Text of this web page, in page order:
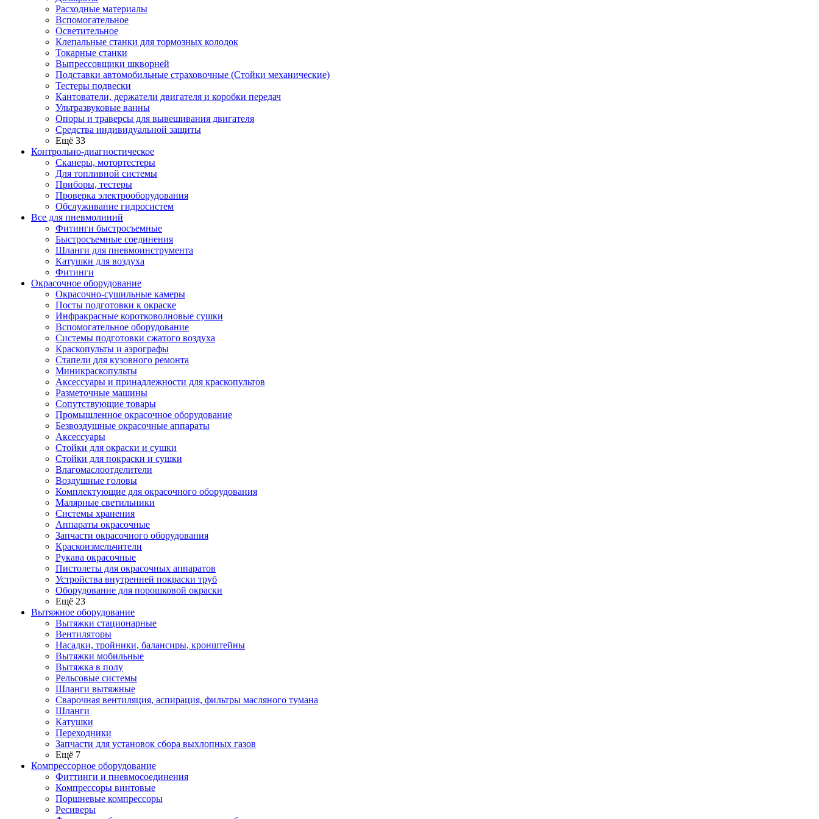
Расходные материалы
Вспомогательное
Осветительное
Клепальные станки для тормозных колодок
Токарные станки
Выпрессовщики шкворней
Подставки автомобильные страховочные (Стойки механические)
Тестеры подвески
Кантователи, держатели двигателя и коробки передач
Ультразвуковые ванны
Опоры и траверсы для вывешивания двигателя
Средства индивидуальной защиты
Ещё 33
Контрольно-диагностическое
Сканеры, мотортестеры
Для топливной системы
Приборы, тестеры
Проверка электрооборудования
Обслуживание гидросистем
Все для пневмолиний
Фитинги быстросъемные
Быстросъемные соединения
Шланги для пневмоинструмента
Катушки для воздуха
Фитинги
Окрасочное оборудование
Окрасочно-сушильные камеры
Посты подготовки к окраске
Инфракрасные коротковолновые сушки
Вспомогательное оборудование
Системы подготовки сжатого воздуха
Краскопульты и аэрографы
Стапели для кузовного ремонта
Миникраскопульты
Аксессуары и принадлежности для краскопультов
Разметочные машины
Сопутствующие товары
Промышленное окрасочное оборудование
Безвоздушные окрасочные аппараты
Аксессуары
Стойки для окраски и сушки
Стойки для покраски и сушки
Влагомаслоотделители
Воздушные головы
Комплектующие для окрасочного оборудования
Малярные светильники
Системы хранения
Аппараты окрасочные
Запчасти окрасочного оборудования
Краскоизмельчители
Рукава окрасочные
Пистолеты для окрасочных аппаратов
Устройства внутренней покраски труб
Оборудование для порошковой окраски
Ещё 23
Вытяжное оборудование
Вытяжки стационарные
Вентиляторы
Насадки, тройники, балансиры, кронштейны
Вытяжки мобильные
Вытяжка в полу
Рельсовые системы
Шланги вытяжные
Сварочная вентиляция, аспирация, фильтры масляного тумана
Шланги
Катушки
Переходники
Запчасти для установок сбора выхлопных газов
Ещё 7
Компрессорное оборудование
Фиттинги и пневмосоединения
Компрессоры винтовые
Поршневые компрессоры
Ресиверы